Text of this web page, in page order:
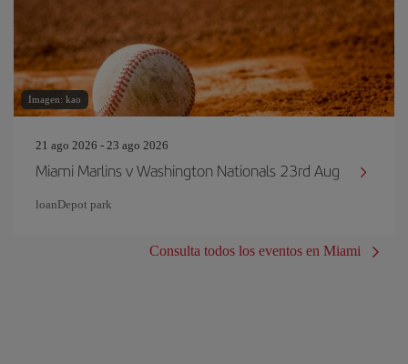
Imagen: kao
21 ago 2026 - 23 ago 2026
Miami Marlins v Washington Nationals 23rd Aug
loanDepot park
Consulta todos los eventos en Miami